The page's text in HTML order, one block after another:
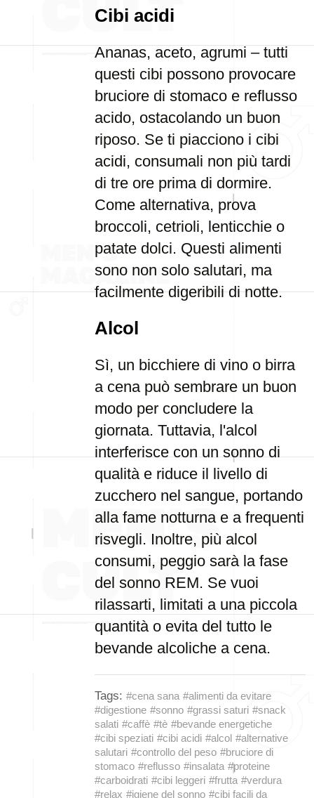
Cibi acidi
Ananas, aceto, agrumi – tutti
questi cibi possono provocare
bruciore di stomaco e reflusso
acido, ostacolando un buon
riposo. Se ti piacciono i cibi
acidi, consumali non più tardi
di tre ore prima di dormire.
Come alternativa, prova
broccoli, cetrioli, lenticchie o
patate dolci. Questi alimenti
sono non solo salutari, ma
facilmente digeribili di notte.
Alcol
Sì, un bicchiere di vino o birra
a cena può sembrare un buon
modo per concludere la
giornata. Tuttavia, l'alcol
interferisce con un sonno di
qualità e riduce il livello di
zucchero nel sangue, portando
alla fame notturna e a frequenti
risvegli. Inoltre, più alcol
consumi, peggio sarà la fase
del sonno REM. Se vuoi
rilassarti, limitati a una piccola
quantità o evita del tutto le
bevande alcoliche a cena.
Tags: #cena sana #alimenti da evitare
#digestione #sonno #grassi saturi #snack
salati #caffè #tè #bevande energetiche
#cibi speziati #cibi acidi #alcol #alternative
salutari #controllo del peso #bruciore di
stomaco #reflusso #insalata #proteine
#carboidrati #cibi leggeri #frutta #verdura
#relax #igiene del sonno #cibi facili da